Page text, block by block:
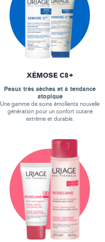
XÉMOSE C8+
Peaux très sèches et à tendance
atopique
Une gamme de soins émollients nouvelle
génération pour un confort cutané
extrême et durable.